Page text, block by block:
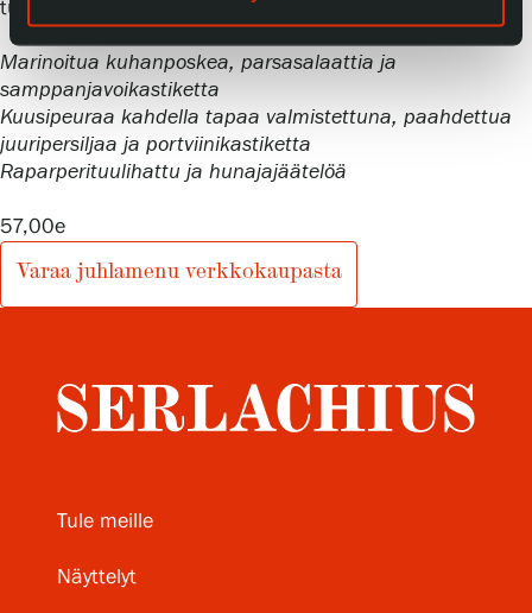
tuki intohimoisesti, ja yhteisöstä, jota hän oli luomassa.
Marinoitua kuhanposkea, parsasalaattia ja
samppanjavoikastiketta
Kuusipeuraa kahdella tapaa valmistettuna, paahdettua
juuripersiljaa ja portviinikastiketta
Raparperituulihattu ja hunajajäätelöä
57,00e
Varaa juhlamenu verkkokaupasta
Tule meille
Näyttelyt